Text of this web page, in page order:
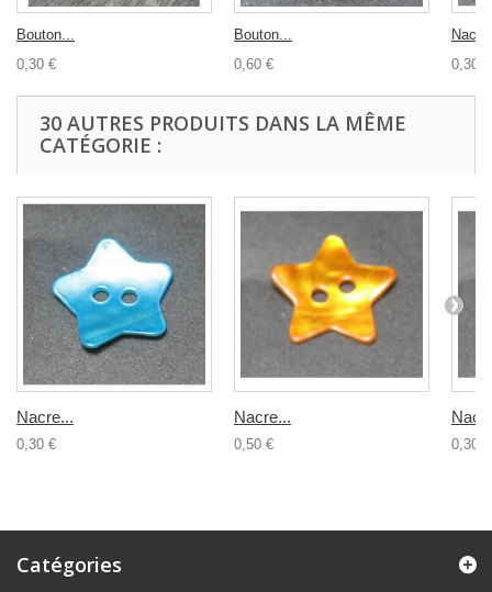
Bouton...
0,30 €
Bouton...
0,60 €
0,30 €
30 AUTRES PRODUITS DANS LA MÊME
CATÉGORIE :
Nacre...
0,30 €
Nacre...
0,50 € 0,30 €
Catégories